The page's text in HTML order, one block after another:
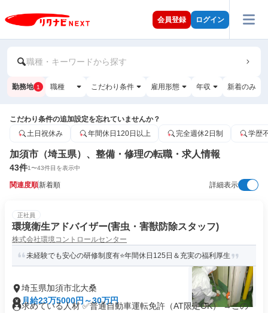
会員登録 ログイン
職種・キーワードから探す
勤務地 1 職種 こだわり条件 雇用形態 年収 新着のみ
こだわり条件の追加設定を忘れていませんか？
土日祝休み
年間休日120日以上 完全週休2日制 学歴
加須市（埼玉県）、整備・修理の転職・求人情報
43件1〜43件目を表示中
関連度順新着順 詳細表示
正社員
環境衛生アドバイザー(害虫・害獣防除スタッフ)
株式会社環境コントロールセンター
未経験でも安心の研修制度有⭐年間休日125日＆充実の福利厚生
埼玉県加須市北大桑
月給23万5000円～30万円
求めている人材 ✅普通自動車運転免許（AT限定OK） →この